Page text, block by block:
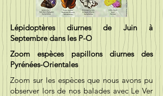
Lépidoptères diurnes de Juin à
Septembre dans les P-O
Zoom espèces papillons diurnes des
Pyrénées-Orientales
Zoom sur les espèces que nous avons pu
observer lors de nos balades avec Le Ver